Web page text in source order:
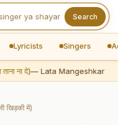
Search
Lyricists Singers
ना दे)— Lata Mangeshkar
खिड़की में)